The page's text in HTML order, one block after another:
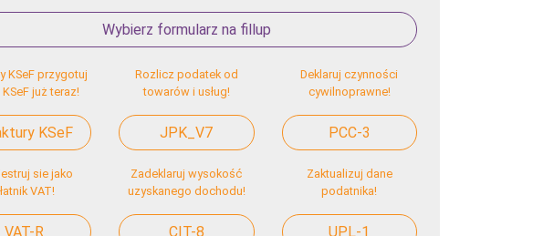
Wybierz formularz na fillup
KSeF przygotuj
już teraz!
KSeF
Rozlicz podatek od
towarów i usług!
JPK_V7
Deklaruj czynności
cywilnoprawne!
PCC-3
sie jako
VAT!
VAT-R
Zadeklaruj wysokość
uzyskanego dochodu!
CIT-8
Zaktualizuj dane
podatnika!
UPL-1